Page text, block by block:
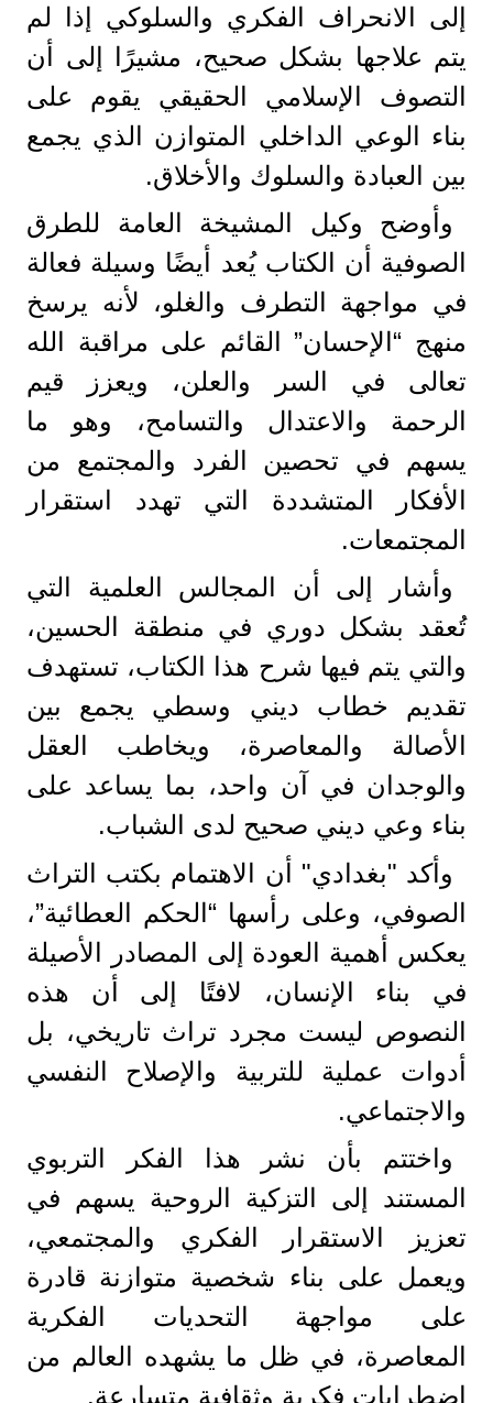
إلى الانحراف الفكري والسلوكي إذا لم
يتم علاجها بشكل صحيح، مشيرًا إلى أن
التصوف الإسلامي الحقيقي يقوم على
بناء الوعي الداخلي المتوازن الذي يجمع
بين العبادة والسلوك والأخلاق.
وأوضح وكيل المشيخة العامة للطرق
الصوفية أن الكتاب يُعد أيضًا وسيلة فعالة
في مواجهة التطرف والغلو، لأنه يرسخ
منهج “الإحسان” القائم على مراقبة الله
تعالى في السر والعلن، ويعزز قيم
الرحمة والاعتدال والتسامح، وهو ما
يسهم في تحصين الفرد والمجتمع من
الأفكار المتشددة التي تهدد استقرار
المجتمعات.
وأشار إلى أن المجالس العلمية التي
تُعقد بشكل دوري في منطقة الحسين،
والتي يتم فيها شرح هذا الكتاب، تستهدف
تقديم خطاب ديني وسطي يجمع بين
الأصالة والمعاصرة، ويخاطب العقل
والوجدان في آن واحد، بما يساعد على
بناء وعي ديني صحيح لدى الشباب.
وأكد "بغدادي" أن الاهتمام بكتب التراث
الصوفي، وعلى رأسها “الحكم العطائية”،
يعكس أهمية العودة إلى المصادر الأصيلة
في بناء الإنسان، لافتًا إلى أن هذه
النصوص ليست مجرد تراث تاريخي، بل
أدوات عملية للتربية والإصلاح النفسي
والاجتماعي.
واختتم بأن نشر هذا الفكر التربوي
المستند إلى التزكية الروحية يسهم في
تعزيز الاستقرار الفكري والمجتمعي،
ويعمل على بناء شخصية متوازنة قادرة
على مواجهة التحديات الفكرية
المعاصرة، في ظل ما يشهده العالم من
اضطرابات فكرية وثقافية متسارعة.